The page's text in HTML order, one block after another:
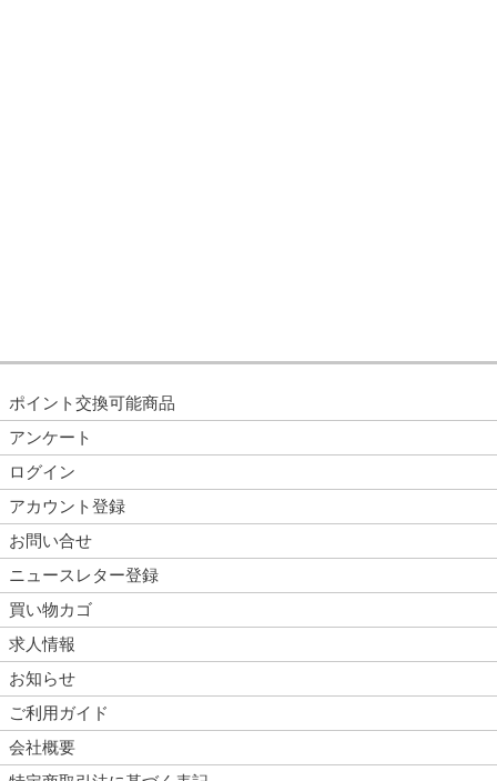
ポイント交換可能商品
アンケート
ログイン
アカウント登録
お問い合せ
ニュースレター登録
買い物カゴ
求人情報
お知らせ
ご利用ガイド
会社概要